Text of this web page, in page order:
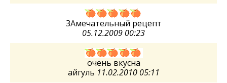
ЗАмечательный рецепт
05.12.2009 00:23
очень вкусна
айгуль 11.02.2010 05:11